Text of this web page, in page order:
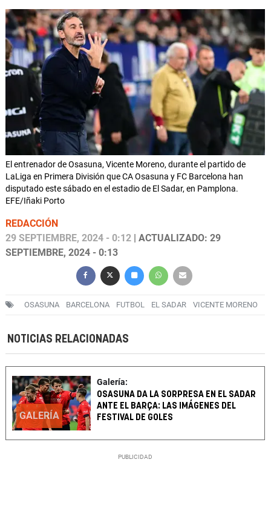
El entrenador de Osasuna, Vicente Moreno, durante el partido de
LaLiga en Primera División que CA Osasuna y FC Barcelona han
disputado este sábado en el estadio de El Sadar, en Pamplona.
EFE/Iñaki Porto
REDACCIÓN
29 SEPTIEMBRE, 2024 - 0:12 | ACTUALIZADO: 29
SEPTIEMBRE, 2024 - 0:13
OSASUNA BARCELONA FUTBOL EL SADAR VICENTE MORENO
NOTICIAS RELACIONADAS
GALERÍA
Galería:
OSASUNA DA LA SORPRESA EN EL SADAR
ANTE EL BARÇA: LAS IMÁGENES DEL
FESTIVAL DE GOLES